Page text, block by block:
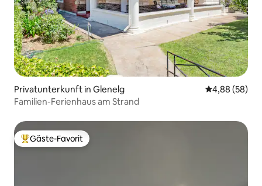
Privatunterkunft in Glenelg
4,88 (58)
Familien-Ferienhaus am Strand
Beliebter Gäste-Favorit.
Gäste-Favorit